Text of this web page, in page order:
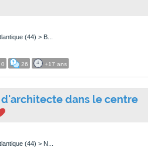
(44) > B...
0 26 +17 ans
d'architecte dans le centre
(44) > N...